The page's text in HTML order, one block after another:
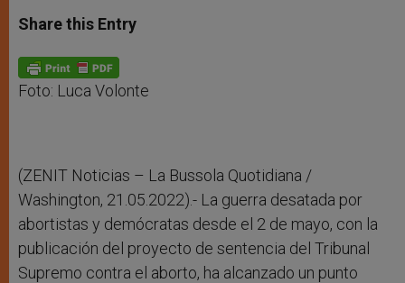
t
s
p
p
s
e
g
e
r
e
b
o
k
Share this Entry
Foto: Luca Volonte
(ZENIT Noticias – La Bussola Quotidiana /
Washington, 21.05.2022).- La guerra desatada por
abortistas y demócratas desde el 2 de mayo, con la
publicación del proyecto de sentencia del Tribunal
Supremo contra el aborto, ha alcanzado un punto